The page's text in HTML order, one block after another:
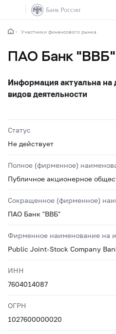
Участники финансового рынка
ПАО Банк "ВВБ"
Информация актуальна на
видов деятельности
Статус
Не действует
Полное (фирменное)
Публичное акционерное
Сокращенное (фирменное)
ПАО Банк "ВВБ"
Фирменное наименование на
Public Joint-Stock Company
ИНН
7604014087
ОГРН
1027600000020